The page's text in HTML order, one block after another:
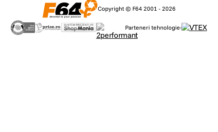
Copyright © F64 2001 - 2026
Parteneri tehnologie: